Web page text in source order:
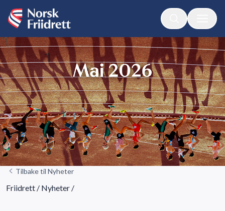
Tilbake til Nyheter
Friidrett / Nyheter /